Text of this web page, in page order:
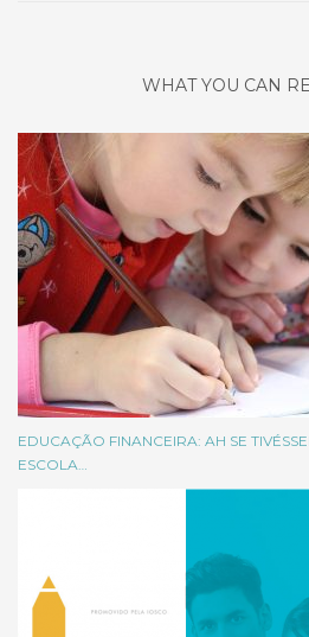
WHAT YOU CAN
EDUCAÇÃO FINANCEIRA: AH SE
ESCOLA…